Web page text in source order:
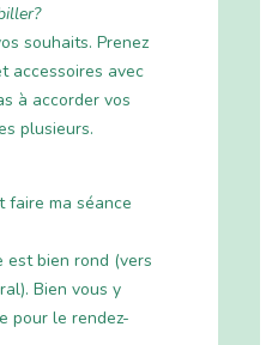
souhaits. Prenez
accessoires avec
à accorder vos
plusieurs.
ma séance
est bien rond (vers
Bien vous y
pour le rendez-